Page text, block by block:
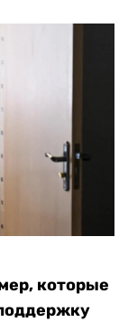
которые